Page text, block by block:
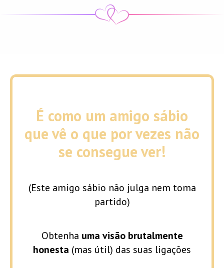
É como um amigo sábio
que vê o que por vezes não
se consegue ver!
(Este amigo sábio não julga nem toma
partido)
Obtenha uma visão brutalmente
honesta (mas útil) das suas ligações